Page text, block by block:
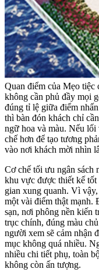
Quan điểm của Mẹo tiệc
không cần phủ đầy mọi
đúng tỉ lệ giữa điểm
thì bàn đón khách chỉ
ngữ hoa và màu. Nếu lối
chế hơn để tạo tương
vào nơi khách mời nhìn
Cơ chế tối ưu ngân sách
khu vực được thiết kế tốt
gian xung quanh. Vì
một vài điểm thật mạnh.
sạn, nơi phông nền kiến
trục chính, đúng màu
người xem sẽ cảm nhận
mục không quá nhiều.
nhiều chi tiết phụ, toàn
không còn ấn tượng.